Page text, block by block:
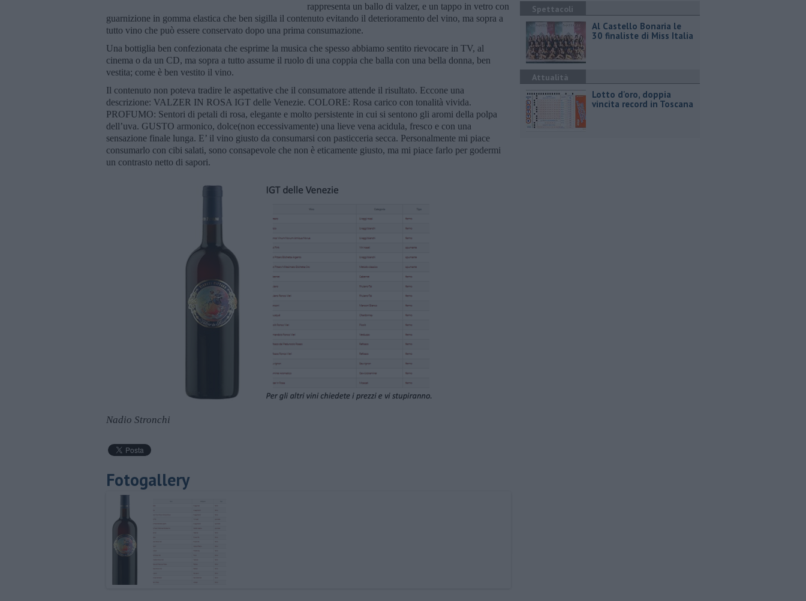
rappresenta un ballo di valzer, e un tappo in vetro con
guarnizione in gomma elastica che ben sigilla il contenuto evitando il deterioramento del vino, ma sopra a
tutto vino che può essere conservato dopo una prima consumazione.
Una bottiglia ben confezionata che esprime la musica che spesso abbiamo sentito rievocare in TV, al
cinema o da un CD, ma sopra a tutto assume il ruolo di una coppia che balla con una bella donna, ben
vestita; come è ben vestito il vino.
Il contenuto non poteva tradire le aspettative che il consumatore attende il risultato. Eccone una
descrizione: VALZER IN ROSA IGT delle Venezie. COLORE: Rosa carico con tonalità vivida.
PROFUMO: Sentori di petali di rosa, elegante e molto persistente in cui si sentono gli aromi della polpa
dell’uva. GUSTO armonico, dolce(non eccessivamente) una lieve vena acidula, fresco e con una
sensazione finale lunga. E’ il vino giusto da consumarsi con pasticceria secca. Personalmente mi piace
consumarlo con cibi salati, sono consapevole che non è eticamente giusto, ma mi piace farlo per godermi
un contrasto netto di sapori.
Nadio Stronchi
Fotogallery
Spettacoli
Al Castello Bonaria le
30 finaliste di Miss Italia
Attualità
Lotto d'oro, doppia
vincita record in Toscana